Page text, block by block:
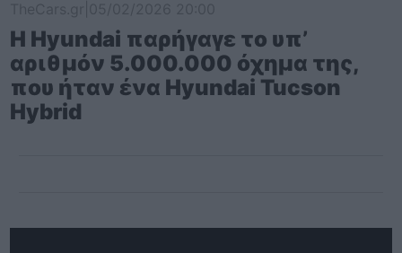
Η Hyundai παρήγαγε το υπ’
αριθμόν 5.000.000 όχημα της,
που ήταν ένα Hyundai Tucson
Hybrid